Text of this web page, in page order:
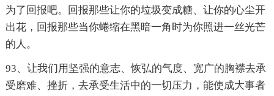
为了回报吧。回报那些让你的垃圾变成糖、让你的心尘开
出花，回报那些当你蜷缩在黑暗一角时为你照进一丝光芒
的人。
93、让我们用坚强的意志、恢弘的气度、宽广的胸襟去承
受磨难、挫折，去承受生活中的一切压力，能使成大事者